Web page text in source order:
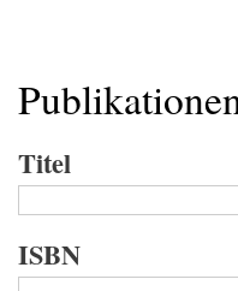
Titel
ISBN